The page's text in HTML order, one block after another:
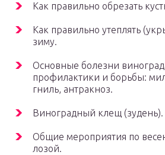
Как правильно обрезать
Как правильно утеплять
зиму.
Основные болезни
профилактики и борьбы:
гниль, антракноз.
Виноградный клещ (зудень).
Общие мероприятия по
лозой.